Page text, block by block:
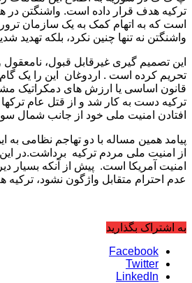
ترکیه هدف قرار داده است. واشنگتن در
است که به اتهام کمک به یک سازمان
واشنگتن نه تنها چنین نکرد، بلکه
این تصمیم گیری غیرقابل قبول، نامعقول
تحریم کرده است . اردوغان این را یک
ترکیه دست به کار شد و از قتل عام
افتادن امنیت ملی خود از جانب شمال
پیامد همین مساله با دو تهاجم نظامی
از امنیت ملی مردم ترکیه برداشت.در
امنیت آمریکا است. پیش از آنکه بسیار دیر
عدم احترام متقابل واژگون نشود،
به اشتراک بگذارید
Facebook
Twitter
LinkedIn